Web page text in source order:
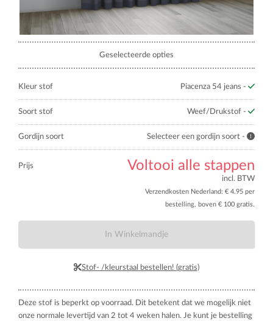
Geselecteerde opties
Kleur stof Piacenza 54 jeans -
Soort stof Weef/Drukstof -
Gordijn soort Selecteer een gordijn soort -
Prijs Voltooi alle stappen
incl. BTW
Verzendkosten Nederland: € 4.95 per
bestelling, boven € 100 gratis.
In Winkelmandje
Stof- /kleurstaal bestellen! (gratis)
Deze stof is beperkt op voorraad. Dit betekent dat we mogelijk niet
onze normale levertijd van 2 tot 4 weken halen. Je kunt je bestelling